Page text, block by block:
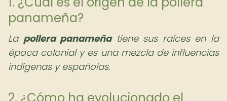
panameña?
La pollera panameñatiene sus raíces en la
época colonial y es una mezcla de influencias
indígenas y españolas.